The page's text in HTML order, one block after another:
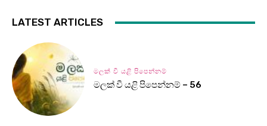
LATEST ARTICLES
මලක් වී යළි පිපෙන්නම්
මලක් වී යළි පිපෙන්නම් – 56